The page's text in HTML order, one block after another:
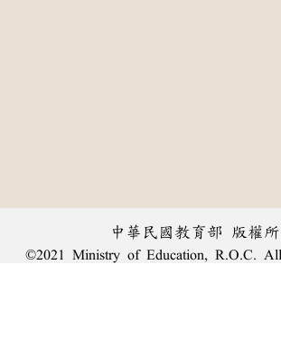
中華民國教育部 版權
©2021 Ministry of Education, R.O.C. All